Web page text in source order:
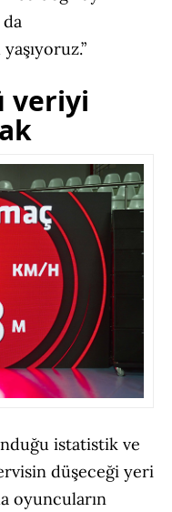
veriyi
istatistik ve
düşeceği yeri
oyuncuların